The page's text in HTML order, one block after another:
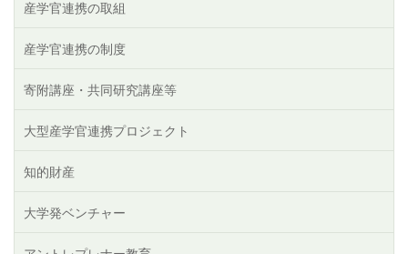
産学官連携の取組
産学官連携の制度
寄附講座・共同研究講座等
大型産学官連携プロジェクト
知的財産
大学発ベンチャー